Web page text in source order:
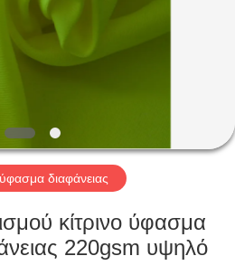
διαφάνειας
κίτρινο ύφασμα
220gsm υψηλό